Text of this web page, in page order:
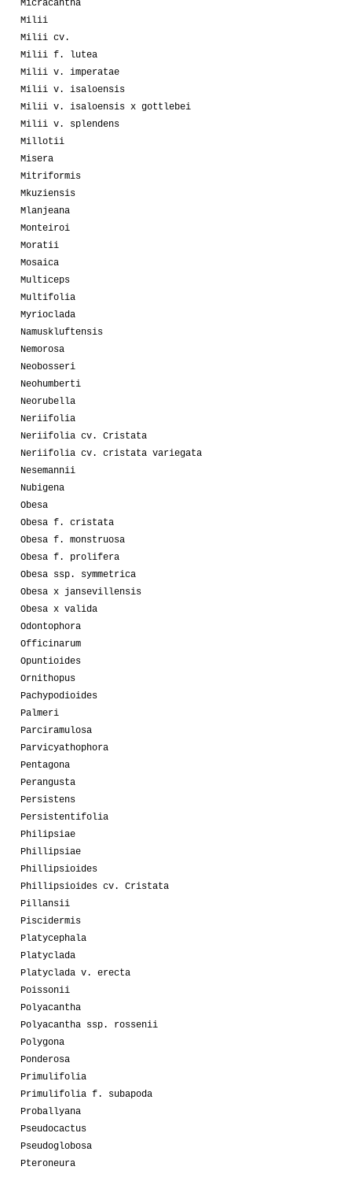
Micracantha
Milii
Milii cv.
Milii f. lutea
Milii v. imperatae
Milii v. isaloensis
Milii v. isaloensis x gottlebei
Milii v. splendens
Millotii
Misera
Mitriformis
Mkuziensis
Mlanjeana
Monteiroi
Moratii
Mosaica
Multiceps
Multifolia
Myrioclada
Namuskluftensis
Nemorosa
Neobosseri
Neohumberti
Neorubella
Neriifolia
Neriifolia cv. Cristata
Neriifolia cv. cristata variegata
Nesemannii
Nubigena
Obesa
Obesa f. cristata
Obesa f. monstruosa
Obesa f. prolifera
Obesa ssp. symmetrica
Obesa x jansevillensis
Obesa x valida
Odontophora
Officinarum
Opuntioides
Ornithopus
Pachypodioides
Palmeri
Parciramulosa
Parvicyathophora
Pentagona
Perangusta
Persistens
Persistentifolia
Philipsiae
Phillipsiae
Phillipsioides
Phillipsioides cv. Cristata
Pillansii
Piscidermis
Platycephala
Platyclada
Platyclada v. erecta
Poissonii
Polyacantha
Polyacantha ssp. rossenii
Polygona
Ponderosa
Primulifolia
Primulifolia f. subapoda
Proballyana
Pseudocactus
Pseudoglobosa
Pteroneura